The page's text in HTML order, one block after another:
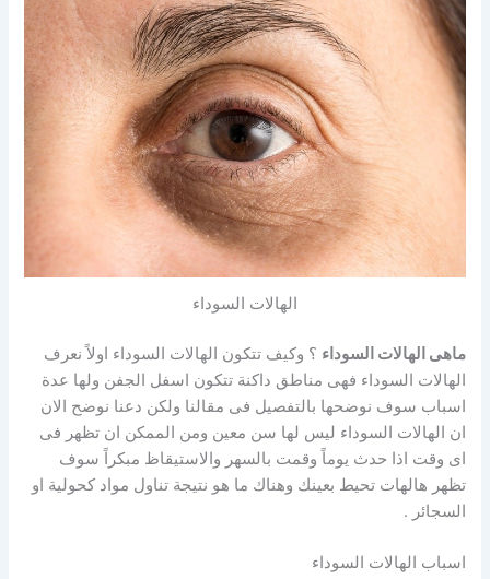
الهالات السوداء
ماهى الهالات السوداء ؟ وكيف تتكون الهالات السوداء اولاً نعرف
الهالات السوداء فهى مناطق داكنة تتكون اسفل الجفن ولها عدة
اسباب سوف نوضحها بالتفصيل فى مقالنا ولكن دعنا نوضح الان
ان الهالات السوداء ليس لها سن معين ومن الممكن ان تظهر فى
اى وقت اذا حدث يوماً وقمت بالسهر والاستيقاظ مبكراً سوف
تظهر هالهات تحيط بعينك وهناك ما هو نتيجة تناول مواد كحولية او
السجائر .
اسباب الهالات السوداء